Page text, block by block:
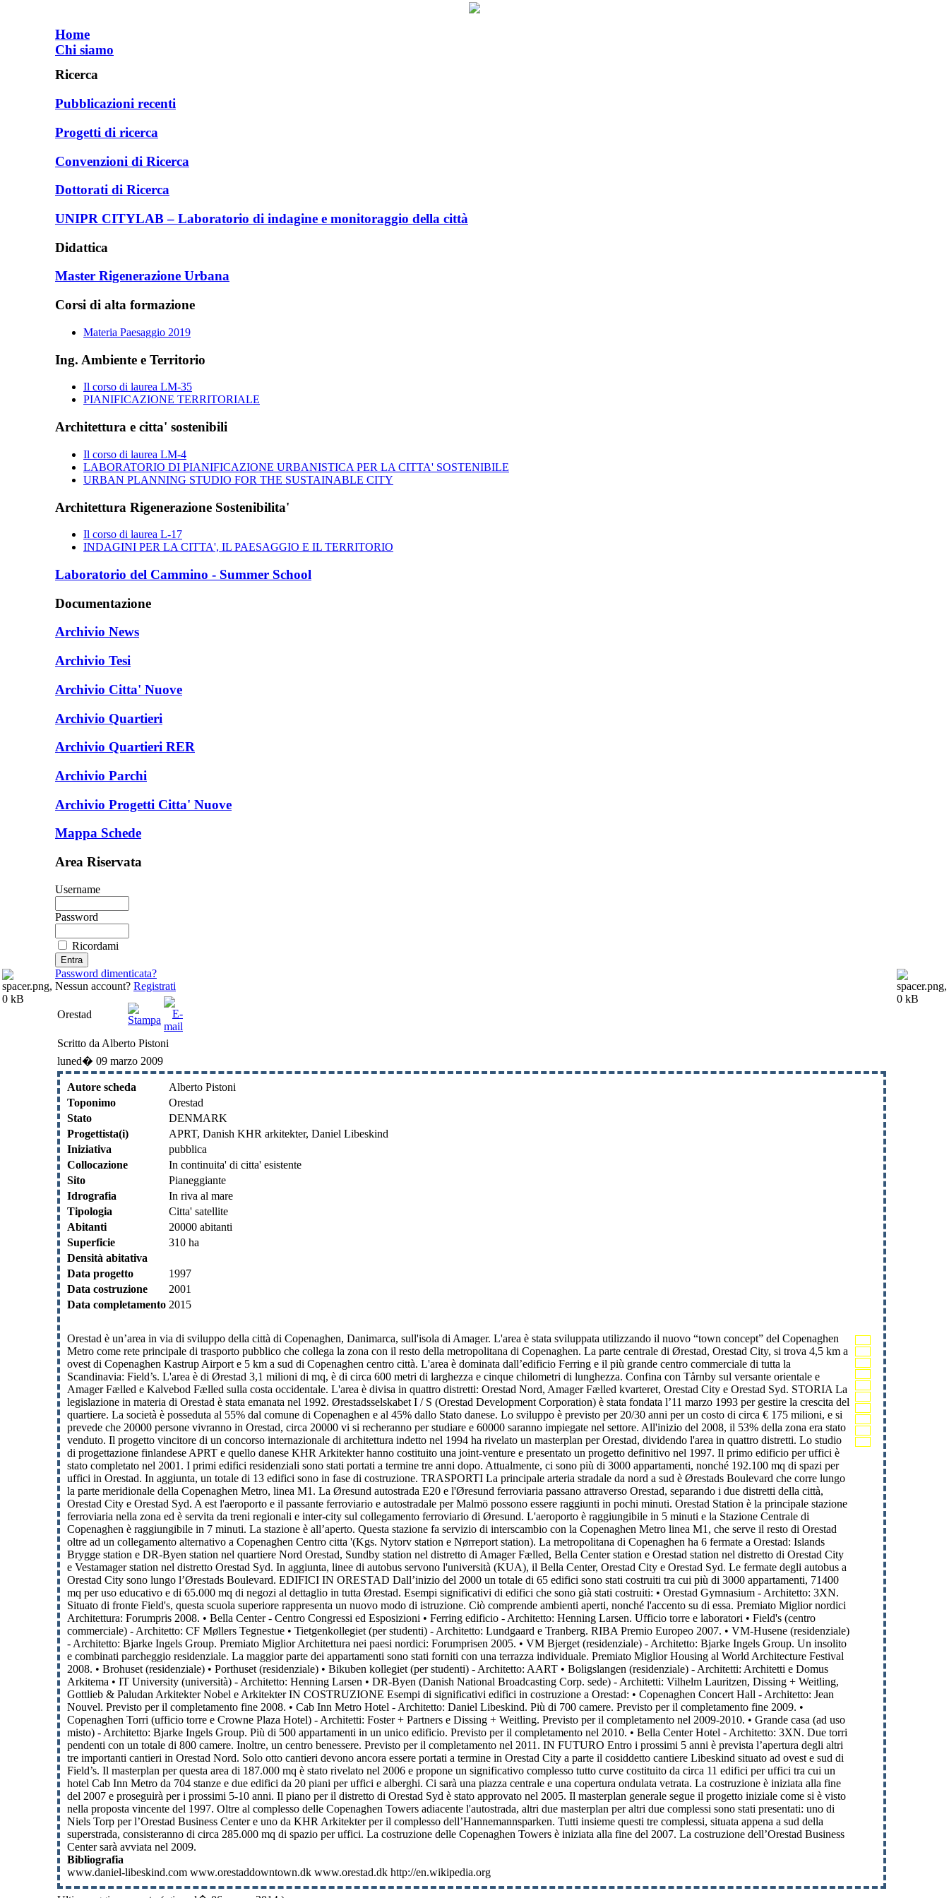
Home
Chi siamo
Ricerca
Pubblicazioni recenti
Progetti di ricerca
Convenzioni di Ricerca
Dottorati di Ricerca
UNIPR CITYLAB – Laboratorio di indagine e monitoraggio della città
Didattica
Master Rigenerazione Urbana
Corsi di alta formazione
Materia Paesaggio 2019
Ing. Ambiente e Territorio
Il corso di laurea LM-35
PIANIFICAZIONE TERRITORIALE
Architettura e citta' sostenibili
Il corso di laurea LM-4
LABORATORIO DI PIANIFICAZIONE URBANISTICA PER LA CITTA' SOSTENIBILE
URBAN PLANNING STUDIO FOR THE SUSTAINABLE CITY
Architettura Rigenerazione Sostenibilita'
Il corso di laurea L-17
INDAGINI PER LA CITTA', IL PAESAGGIO E IL TERRITORIO
Laboratorio del Cammino - Summer School
Documentazione
Archivio News
Archivio Tesi
Archivio Citta' Nuove
Archivio Quartieri
Archivio Quartieri RER
Archivio Parchi
Archivio Progetti Citta' Nuove
Mappa Schede
Area Riservata
Username
Password
Ricordami
Password dimenticata?
Nessun account? Registrati
Orestad
Scritto da Alberto Pistoni
luned� 09 marzo 2009
Autore scheda
Alberto Pistoni
Toponimo
Orestad
Stato
DENMARK
Progettista(i)
APRT, Danish KHR arkitekter, Daniel Libeskind
Iniziativa
pubblica
Collocazione
In continuita' di citta' esistente
Sito
Pianeggiante
Idrografia
In riva al mare
Tipologia
Citta' satellite
Abitanti
20000 abitanti
Superficie
310 ha
Densità abitativa
Data progetto
1997
Data costruzione
2001
Data completamento 2015
Orestad è un’area in via di sviluppo della città di Copenaghen, Danimarca, sull'isola di Amager. L'area è stata sviluppata utilizzando il nuovo “town concept” del Copenaghen
Metro come rete principale di trasporto pubblico che collega la zona con il resto della metropolitana di Copenaghen. La parte centrale di Ørestad, Orestad City, si trova 4,5 km a
ovest di Copenaghen Kastrup Airport e 5 km a sud di Copenaghen centro città. L'area è dominata dall’edificio Ferring e il più grande centro commerciale di tutta la
Scandinavia: Field’s. L'area è di Ørestad 3,1 milioni di mq, è di circa 600 metri di larghezza e cinque chilometri di lunghezza. Confina con Tårnby sul versante orientale e
Amager Fælled e Kalvebod Fælled sulla costa occidentale. L'area è divisa in quattro distretti: Orestad Nord, Amager Fælled kvarteret, Orestad City e Orestad Syd. STORIA La
legislazione in materia di Orestad è stata emanata nel 1992. Ørestadsselskabet I / S (Orestad Development Corporation) è stata fondata l’11 marzo 1993 per gestire la crescita del
quartiere. La società è posseduta al 55% dal comune di Copenaghen e al 45% dallo Stato danese. Lo sviluppo è previsto per 20/30 anni per un costo di circa € 175 milioni, e si
prevede che 20000 persone vivranno in Orestad, circa 20000 vi si recheranno per studiare e 60000 saranno impiegate nel settore. All'inizio del 2008, il 53% della zona era stato
venduto. Il progetto vincitore di un concorso internazionale di architettura indetto nel 1994 ha rivelato un masterplan per Orestad, dividendo l'area in quattro distretti. Lo studio
di progettazione finlandese APRT e quello danese KHR Arkitekter hanno costituito una joint-venture e presentato un progetto definitivo nel 1997. Il primo edificio per uffici è
stato completato nel 2001. I primi edifici residenziali sono stati portati a termine tre anni dopo. Attualmente, ci sono più di 3000 appartamenti, nonché 192.100 mq di spazi per
uffici in Orestad. In aggiunta, un totale di 13 edifici sono in fase di costruzione. TRASPORTI La principale arteria stradale da nord a sud è Ørestads Boulevard che corre lungo
la parte meridionale della Copenaghen Metro, linea M1. La Øresund autostrada E20 e l'Øresund ferroviaria passano attraverso Orestad, separando i due distretti della città,
Orestad City e Orestad Syd. A est l'aeroporto e il passante ferroviario e autostradale per Malmö possono essere raggiunti in pochi minuti. Orestad Station è la principale stazione
ferroviaria nella zona ed è servita da treni regionali e inter-city sul collegamento ferroviario di Øresund. L'aeroporto è raggiungibile in 5 minuti e la Stazione Centrale di
Copenaghen è raggiungibile in 7 minuti. La stazione è all’aperto. Questa stazione fa servizio di interscambio con la Copenaghen Metro linea M1, che serve il resto di Orestad
oltre ad un collegamento alternativo a Copenaghen Centro citta '(Kgs. Nytorv station e Nørreport station). La metropolitana di Copenaghen ha 6 fermate a Orestad: Islands
Brygge station e DR-Byen station nel quartiere Nord Orestad, Sundby station nel distretto di Amager Fælled, Bella Center station e Orestad station nel distretto di Orestad City
e Vestamager station nel distretto Orestad Syd. In aggiunta, linee di autobus servono l'università (KUA), il Bella Center, Orestad City e Orestad Syd. Le fermate degli autobus a
Orestad City sono lungo l’Ørestads Boulevard. EDIFICI IN ORESTAD Dall’inizio del 2000 un totale di 65 edifici sono stati costruiti tra cui più di 3000 appartamenti, 71400
mq per uso educativo e di 65.000 mq di negozi al dettaglio in tutta Ørestad. Esempi significativi di edifici che sono già stati costruiti: • Orestad Gymnasium - Architetto: 3XN.
Situato di fronte Field's, questa scuola superiore rappresenta un nuovo modo di istruzione. Ciò comprende ambienti aperti, nonché l'accento su di essa. Premiato Miglior nordici
Architettura: Forumpris 2008. • Bella Center - Centro Congressi ed Esposizioni • Ferring edificio - Architetto: Henning Larsen. Ufficio torre e laboratori • Field's (centro
commerciale) - Architetto: CF Møllers Tegnestue • Tietgenkollegiet (per studenti) - Architetto: Lundgaard e Tranberg. RIBA Premio Europeo 2007. • VM-Husene (residenziale)
- Architetto: Bjarke Ingels Group. Premiato Miglior Architettura nei paesi nordici: Forumprisen 2005. • VM Bjerget (residenziale) - Architetto: Bjarke Ingels Group. Un insolito
e combinati parcheggio residenziale. La maggior parte dei appartamenti sono stati forniti con una terrazza individuale. Premiato Miglior Housing al World Architecture Festival
2008. • Brohuset (residenziale) • Porthuset (residenziale) • Bikuben kollegiet (per studenti) - Architetto: AART • Boligslangen (residenziale) - Architetti: Architetti e Domus
Arkitema • IT University (università) - Architetto: Henning Larsen • DR-Byen (Danish National Broadcasting Corp. sede) - Architetti: Vilhelm Lauritzen, Dissing + Weitling,
Gottlieb & Paludan Arkitekter Nobel e Arkitekter IN COSTRUZIONE Esempi di significativi edifici in costruzione a Orestad: • Copenaghen Concert Hall - Architetto: Jean
Nouvel. Previsto per il completamento fine 2008. • Cab Inn Metro Hotel - Architetto: Daniel Libeskind. Più di 700 camere. Previsto per il completamento fine 2009. •
Copenaghen Torri (ufficio torre e Crowne Plaza Hotel) - Architetti: Foster + Partners e Dissing + Weitling. Previsto per il completamento nel 2009-2010. • Grande casa (ad uso
misto) - Architetto: Bjarke Ingels Group. Più di 500 appartamenti in un unico edificio. Previsto per il completamento nel 2010. • Bella Center Hotel - Architetto: 3XN. Due torri
pendenti con un totale di 800 camere. Inoltre, un centro benessere. Previsto per il completamento nel 2011. IN FUTURO Entro i prossimi 5 anni è prevista l’apertura degli altri
tre importanti cantieri in Orestad Nord. Solo otto cantieri devono ancora essere portati a termine in Orestad City a parte il cosiddetto cantiere Libeskind situato ad ovest e sud di
Field’s. Il masterplan per questa area di 187.000 mq è stato rivelato nel 2006 e propone un significativo complesso tutto curve costituito da circa 11 edifici per uffici tra cui un
hotel Cab Inn Metro da 704 stanze e due edifici da 20 piani per uffici e alberghi. Ci sarà una piazza centrale e una copertura ondulata vetrata. La costruzione è iniziata alla fine
del 2007 e proseguirà per i prossimi 5-10 anni. Il piano per il distretto di Orestad Syd è stato approvato nel 2005. Il masterplan generale segue il progetto iniziale come si è visto
nella proposta vincente del 1997. Oltre al complesso delle Copenaghen Towers adiacente l'autostrada, altri due masterplan per altri due complessi sono stati presentati: uno di
Niels Torp per l’Orestad Business Center e uno da KHR Arkitekter per il complesso dell’Hannemannsparken. Tutti insieme questi tre complessi, situata appena a sud della
superstrada, consisteranno di circa 285.000 mq di spazio per uffici. La costruzione delle Copenaghen Towers è iniziata alla fine del 2007. La costruzione dell’Orestad Business
Center sarà avviata nel 2009.
Bibliografia
www.daniel-libeskind.com www.orestaddowntown.dk www.orestad.dk http://en.wikipedia.org